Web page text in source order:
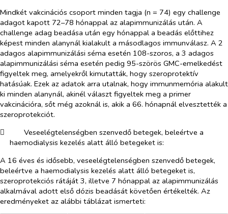
Mindkét vakcinációs csoport minden tagja (n = 74) egy challenge
adagot kapott 72–78 hónappal az alapimmunizálás után. A
challenge adag beadása után egy hónappal a beadás előttihez
képest minden alanynál kialakult a másodlagos immunválasz. A 2
adagos alapimmunizálási séma esetén 108-szoros, a 3 adagos
alapimmunizálási séma esetén pedig 95-szörös GMC-emelkedést
figyeltek meg, amelyekről kimutatták, hogy szeroprotektív
hatásúak. Ezek az adatok arra utalnak, hogy immunmemória alakult
ki minden alanynál, akinél választ figyeltek meg a primer
vakcinációra, sőt még azoknál is, akik a 66. hónapnál elvesztették a
szeroprotekciót.
​
Veseelégtelenségben szenvedő betegek, beleértve a
haemodialysis kezelés alatt álló betegeket is:
A 16 éves és idősebb, veseelégtelenségben szenvedő betegek,
beleértve a haemodialysis kezelés alatt álló betegeket is,
szeroprotekciós rátáját 3, illetve 7 hónappal az alapimmunizálás
alkalmával adott első dózis beadását követően értékelték. Az
eredményeket az alábbi táblázat ismerteti: